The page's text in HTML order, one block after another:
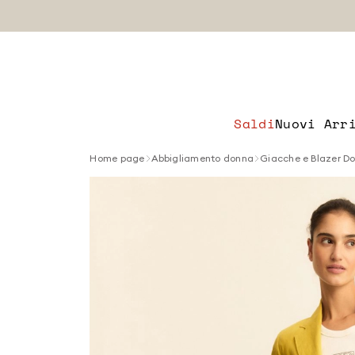
SaldiNuovi
Home page Abbigliamento donna Giacche e Blazer